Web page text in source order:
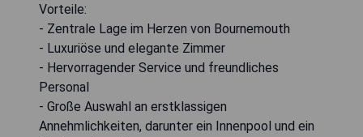
Vorteile:
- Zentrale Lage im Herzen von Bournemouth
- Luxuriöse und elegante Zimmer
- Hervorragender Service und freundliches
Personal
- Große Auswahl an erstklassigen
Annehmlichkeiten, darunter ein Innenpool und ein